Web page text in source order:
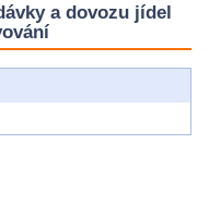
a dovozu jídel